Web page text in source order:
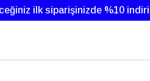
ilk siparişinizde %10